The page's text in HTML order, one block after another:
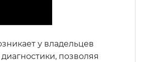
у владельцев
позволяя